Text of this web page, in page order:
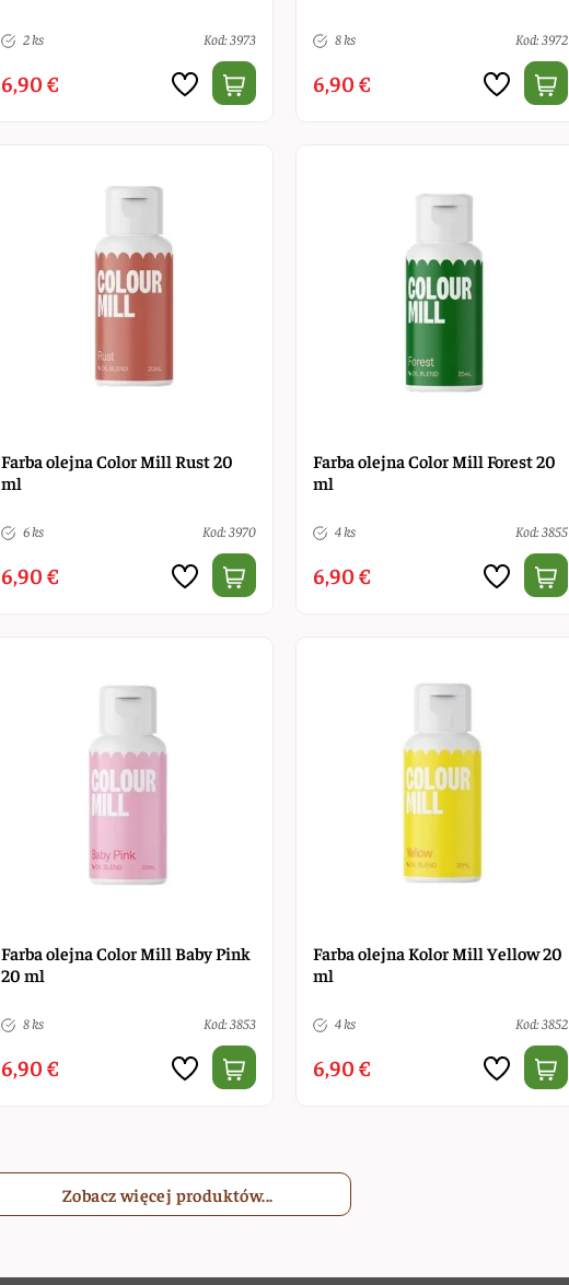
2 ks Kod: 3973
6,90 €
8 ks Kod: 3972
6,90 €
Farba olejna Color Mill Rust 20
ml
6 ks Kod: 3970
6,90 €
Farba olejna Color Mill Forest 20
ml
4 ks Kod: 3855
6,90 €
Farba olejna Color Mill Baby Pink
20 ml
8 ks Kod: 3853
6,90 €
Farba olejna Kolor Mill Yellow 20
ml
4 ks Kod: 3852
6,90 €
Zobacz więcej produktów...